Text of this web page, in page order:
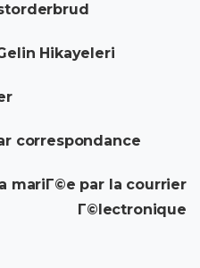
Hikayeleri
correspondance
mariГ©e par la courrier
Г©lectronique